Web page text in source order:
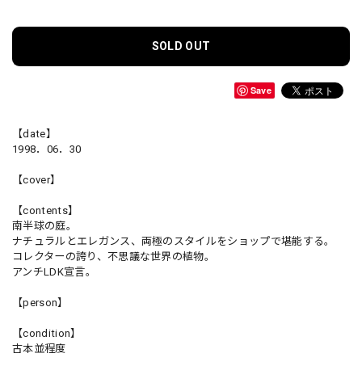
SOLD OUT
Save
【date】
1998．06．30
【cover】
【contents】
南半球の庭。
ナチュラルとエレガンス、両極のスタイルをショップで堪能する。
コレクターの誇り、不思議な世界の植物。
アンチLDK宣言。
【person】
【condition】
古本並程度